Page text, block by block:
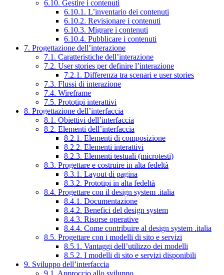
6.10. Gestire i contenuti
6.10.1. L’inventario dei contenuti
6.10.2. Revisionare i contenuti
6.10.3. Migrare i contenuti
6.10.4. Pubblicare i contenuti
7. Progettazione dell’interazione
7.1. Caratteristiche dell’interazione
7.2. User stories per definire l’interazione
7.2.1. Differenza tra scenari e user stories
7.3. Flussi di interazione
7.4. Wireframe
7.5. Prototipi interattivi
8. Progettazione dell’interfaccia
8.1. Obiettivi dell’interfaccia
8.2. Elementi dell’interfaccia
8.2.1. Elementi di composizione
8.2.2. Elementi interattivi
8.2.3. Elementi testuali (microtesti)
8.3. Progettare e costruire in alta fedeltà
8.3.1. Layout di pagina
8.3.2. Prototipi in alta fedeltà
8.4. Progettare con il design system .italia
8.4.1. Documentazione
8.4.2. Benefici del design system
8.4.3. Risorse operative
8.4.4. Come contribuire al design system .italia
8.5. Progettare con i modelli di sito e servizi
8.5.1. Vantaggi dell’utilizzo dei modelli
8.5.2. I modelli di sito e servizi disponibili
9. Sviluppo dell’interfaccia
9.1. Approccio allo sviluppo